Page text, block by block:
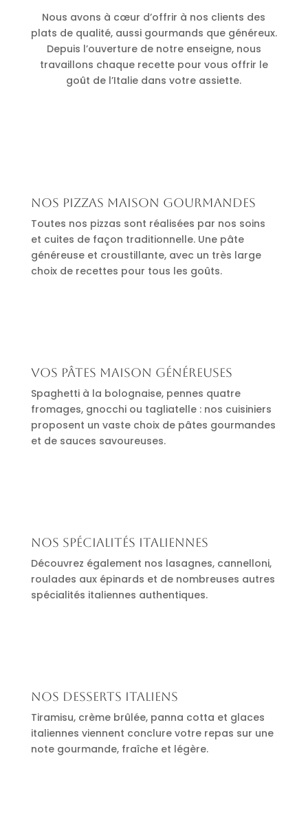
Nous avons à cœur d’offrir à nos clients des
plats de qualité, aussi gourmands que généreux.
Depuis l’ouverture de notre enseigne, nous
travaillons chaque recette pour vous offrir le
goût de l’Italie dans votre assiette.
Nos pizzas maison gourmandes
Toutes nos pizzas sont réalisées par nos soins
et cuites de façon traditionnelle. Une pâte
généreuse et croustillante, avec un très large
choix de recettes pour tous les goûts.
Vos pâtes maison généreuses
Spaghetti à la bolognaise, pennes quatre
fromages, gnocchi ou tagliatelle : nos cuisiniers
proposent un vaste choix de pâtes gourmandes
et de sauces savoureuses.
Nos spécialités italiennes
Découvrez également nos lasagnes, cannelloni,
roulades aux épinards et de nombreuses autres
spécialités italiennes authentiques.
Nos desserts italiens
Tiramisu, crème brûlée, panna cotta et glaces
italiennes viennent conclure votre repas sur une
note gourmande, fraîche et légère.